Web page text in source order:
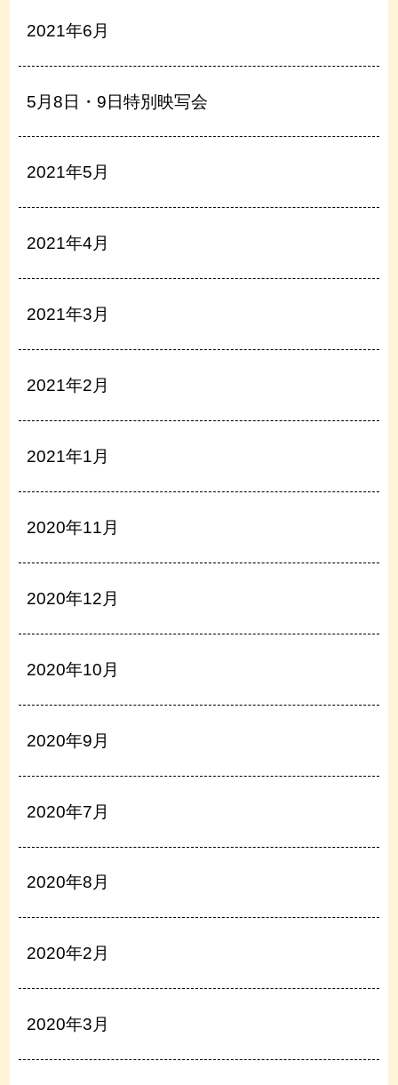
2021年6月
5月8日・9日特別映写会
2021年5月
2021年4月
2021年3月
2021年2月
2021年1月
2020年11月
2020年12月
2020年10月
2020年9月
2020年7月
2020年8月
2020年2月
2020年3月